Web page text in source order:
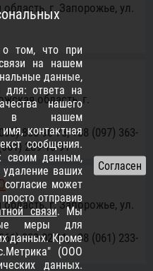
г. Запорожье, ул.
область, г.
860-90-78, +38 (097) 363-
289-13-91
г. Запорожье, ул.
233-02-11, +38 (061) 233-
том, что при
на нашем
данные,
для: ответа на
нашего
в нашем
контактная
сообщения.
своим данным,
ваших
может
отправив
связи. Мы
меры для
данных. Кроме
(ООО
данных.